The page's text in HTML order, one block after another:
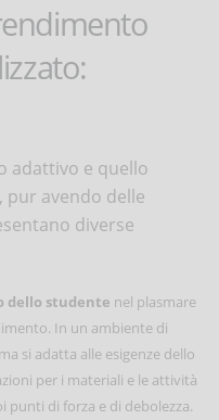
adattivo e quello
pur avendo delle
diverse
dello studente nel plasmare
In un ambiente di
si adatta alle esigenze dello
per i materiali e le attività
punti di forza e di debolezza.